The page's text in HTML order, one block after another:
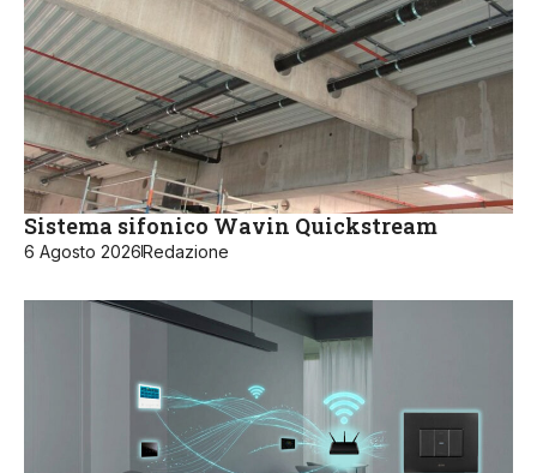
Sistema sifonico Wavin Quickstream
6 Agosto 2026Redazione